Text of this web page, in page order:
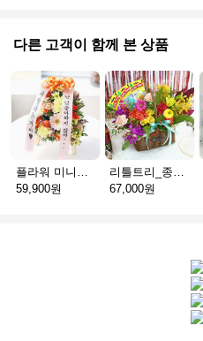
다른 고객이 함께 본 상품
59,900원
67,000원